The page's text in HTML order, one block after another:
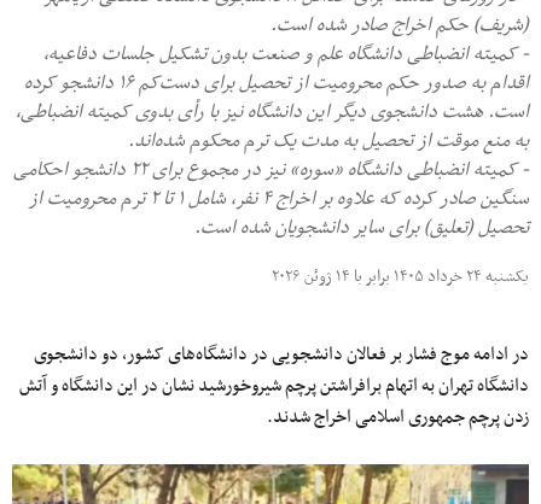
(شریف) حکم اخراج صادر شده است.
- کمیته انضباطی دانشگاه علم و صنعت بدون تشکیل جلسات دفاعیه،
اقدام به صدور حکم محرومیت از تحصیل برای دست‌کم ۱۶ دانشجو کرده
است. هشت دانشجوی دیگر این دانشگاه نیز با رأی بدوی کمیته انضباطی،
به منع موقت از تحصیل به مدت یک ترم محکوم شده‌اند.
- کمیته انضباطی دانشگاه «سوره» نیز در مجموع برای ۲۲ دانشجو احکامی
سنگین صادر کرده که علاوه بر اخراج ۴ نفر، شامل ۱ تا ۲ ترم محرومیت از
تحصیل (تعلیق) برای سایر دانشجویان شده است.
یکشنبه ۲۴ خرداد ۱۴۰۵ برابر با ۱۴ ژوئن ۲۰۲۶
در ادامه موج فشار بر فعالان دانشجویی در دانشگاه‌های کشور، دو دانشجوی
دانشگاه تهران به اتهام برافراشتن پرچم شیروخورشید نشان در این دانشگاه و آتش
زدن پرچم جمهوری اسلامی اخراج شدند.